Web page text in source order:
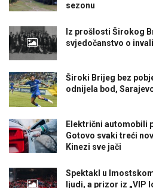
sezonu
Iz prošlosti Širokog
svjedočanstvo o
Široki Brijeg bez
odnijela bod,
Električni automobili
Gotovo svaki treći
Kinezi sve jači
Spektakl u
ljudi, a prizor iz „VIP